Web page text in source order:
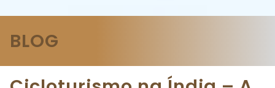
BLOG